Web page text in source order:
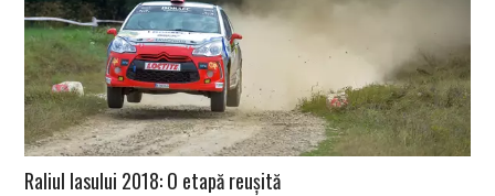
Raliul Iasului 2018: O etapă reușită